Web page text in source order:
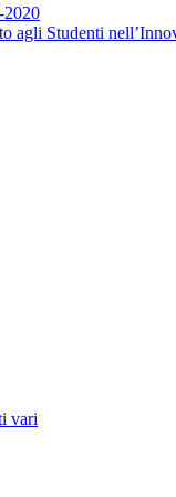
2020
agli Studenti
vari